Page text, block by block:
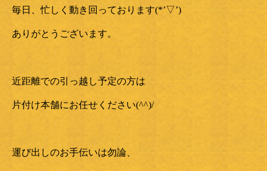
毎日、忙しく動き回っております(*’▽’)
ありがとうございます。
近距離での引っ越し予定の方は
片付け本舗にお任せください(^^)/
運び出しのお手伝いは勿論、